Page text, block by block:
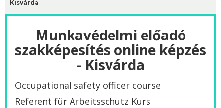
Kisvárda
Munkavédelmi előadó
szakképesítés online képzés
- Kisvárda
Occupational safety officer course
Referent für Arbeitsschutz Kurs